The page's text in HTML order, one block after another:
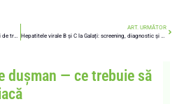
ART. URMĂTOR
dușman — ce trebuie să